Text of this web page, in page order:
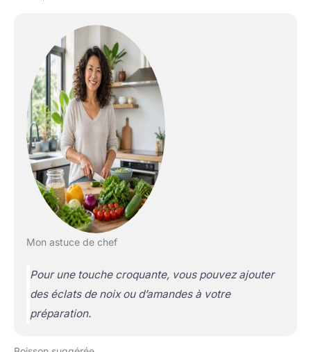
Mon astuce de chef
Pour une touche croquante, vous pouvez ajouter
des éclats de noix ou d’amandes à votre
préparation.